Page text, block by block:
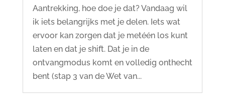
Aantrekking, hoe doe je dat? Vandaag wil
ik iets belangrijks met je delen. Iets wat
ervoor kan zorgen dat je metéén los kunt
laten en dat je shift. Dat je in de
ontvangmodus komt en volledig onthecht
bent (stap 3 van de Wet van...